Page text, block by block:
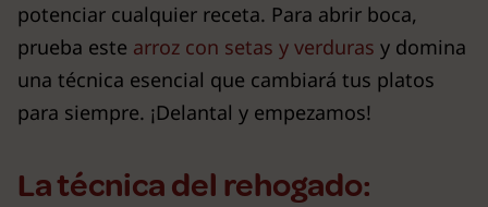
potenciar cualquier receta. Para abrir boca,
prueba este arroz con setas y verduras y domina
una técnica esencial que cambiará tus platos
para siempre. ¡Delantal y empezamos!
La técnica del rehogado: